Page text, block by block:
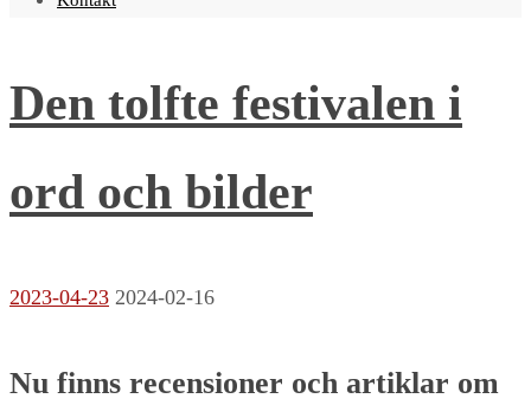
Den tolfte festivalen i
ord och bilder
2023-04-23 2024-02-16
Nu finns recensioner och artiklar om